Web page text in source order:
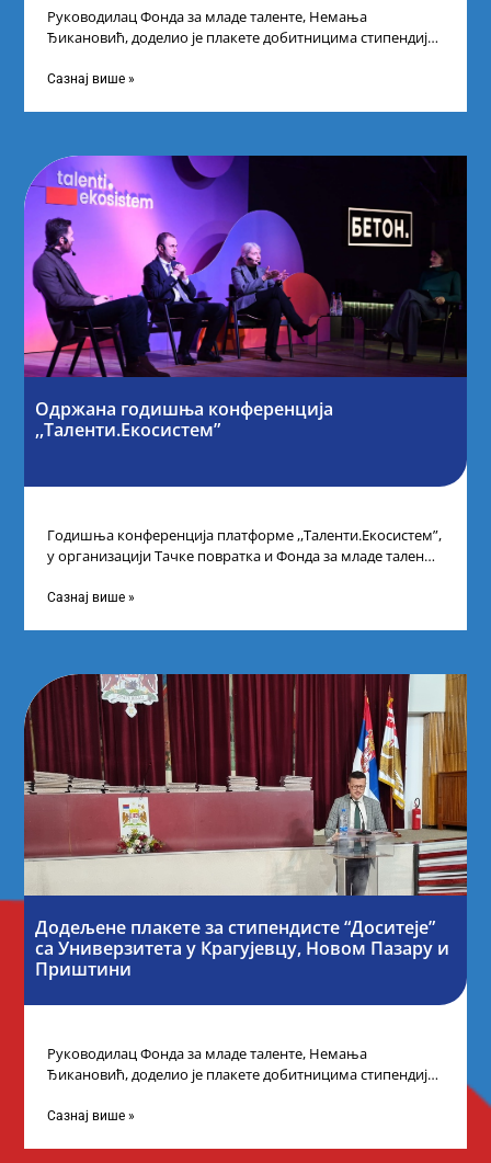
Руководилац Фонда за младе таленте, Немања
Ђикановић, доделио је плакете добитницима стипендије
технолошком парку
Сазнај више »
Одржана годишња конференција
,,Таленти.Екосистем”
Годишња конференција платформе ,,Таленти.Екосистем”,
у организацији Тачке повратка и Фонда за младе таленте
Сазнај више »
Додељене плакете за стипендисте “Доситеје”
са Универзитета у Крагујевцу, Новом Пазару и
Приштини
Руководилац Фонда за младе таленте, Немања
Ђикановић, доделио је плакете добитницима стипендије
Сазнај више »